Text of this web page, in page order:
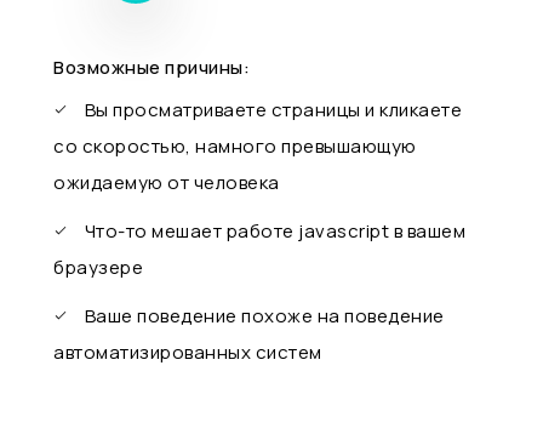
Возможные причины:
Вы просматриваете страницы и кликаете
со скоростью, намного превышающую
ожидаемую от человека
Что-то мешает работе javascript в вашем
браузере
Ваше поведение похоже на поведение
автоматизированных систем